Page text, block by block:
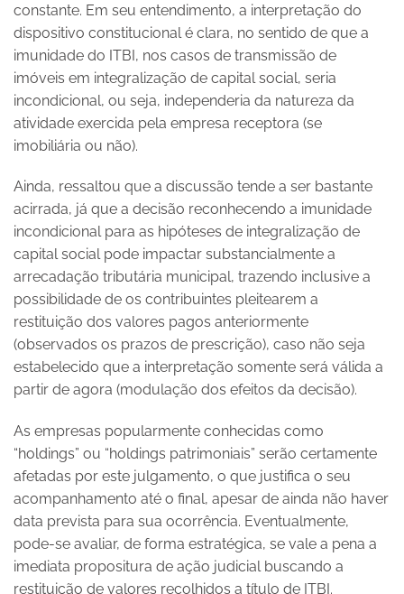
constante. Em seu entendimento, a interpretação do
dispositivo constitucional é clara, no sentido de que a
imunidade do ITBI, nos casos de transmissão de
imóveis em integralização de capital social, seria
incondicional, ou seja, independeria da natureza da
atividade exercida pela empresa receptora (se
imobiliária ou não).
Ainda, ressaltou que a discussão tende a ser bastante
acirrada, já que a decisão reconhecendo a imunidade
incondicional para as hipóteses de integralização de
capital social pode impactar substancialmente a
arrecadação tributária municipal, trazendo inclusive a
possibilidade de os contribuintes pleitearem a
restituição dos valores pagos anteriormente
(observados os prazos de prescrição), caso não seja
estabelecido que a interpretação somente será válida a
partir de agora (modulação dos efeitos da decisão).
As empresas popularmente conhecidas como
“holdings” ou “holdings patrimoniais” serão certamente
afetadas por este julgamento, o que justifica o seu
acompanhamento até o final, apesar de ainda não haver
data prevista para sua ocorrência. Eventualmente,
pode-se avaliar, de forma estratégica, se vale a pena a
imediata propositura de ação judicial buscando a
restituição de valores recolhidos a título de ITBI.